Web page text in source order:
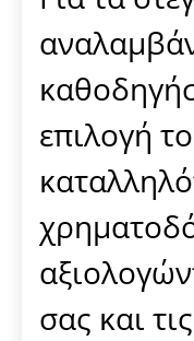
επιλογή
σας και